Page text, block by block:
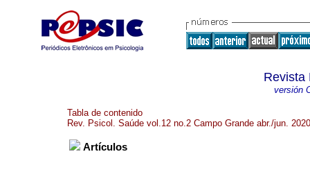
Revista
versión
Tabla de contenido
Rev. Psicol. Saúde vol.12 no.2 Campo Grande abr./jun. 2020
Artículos